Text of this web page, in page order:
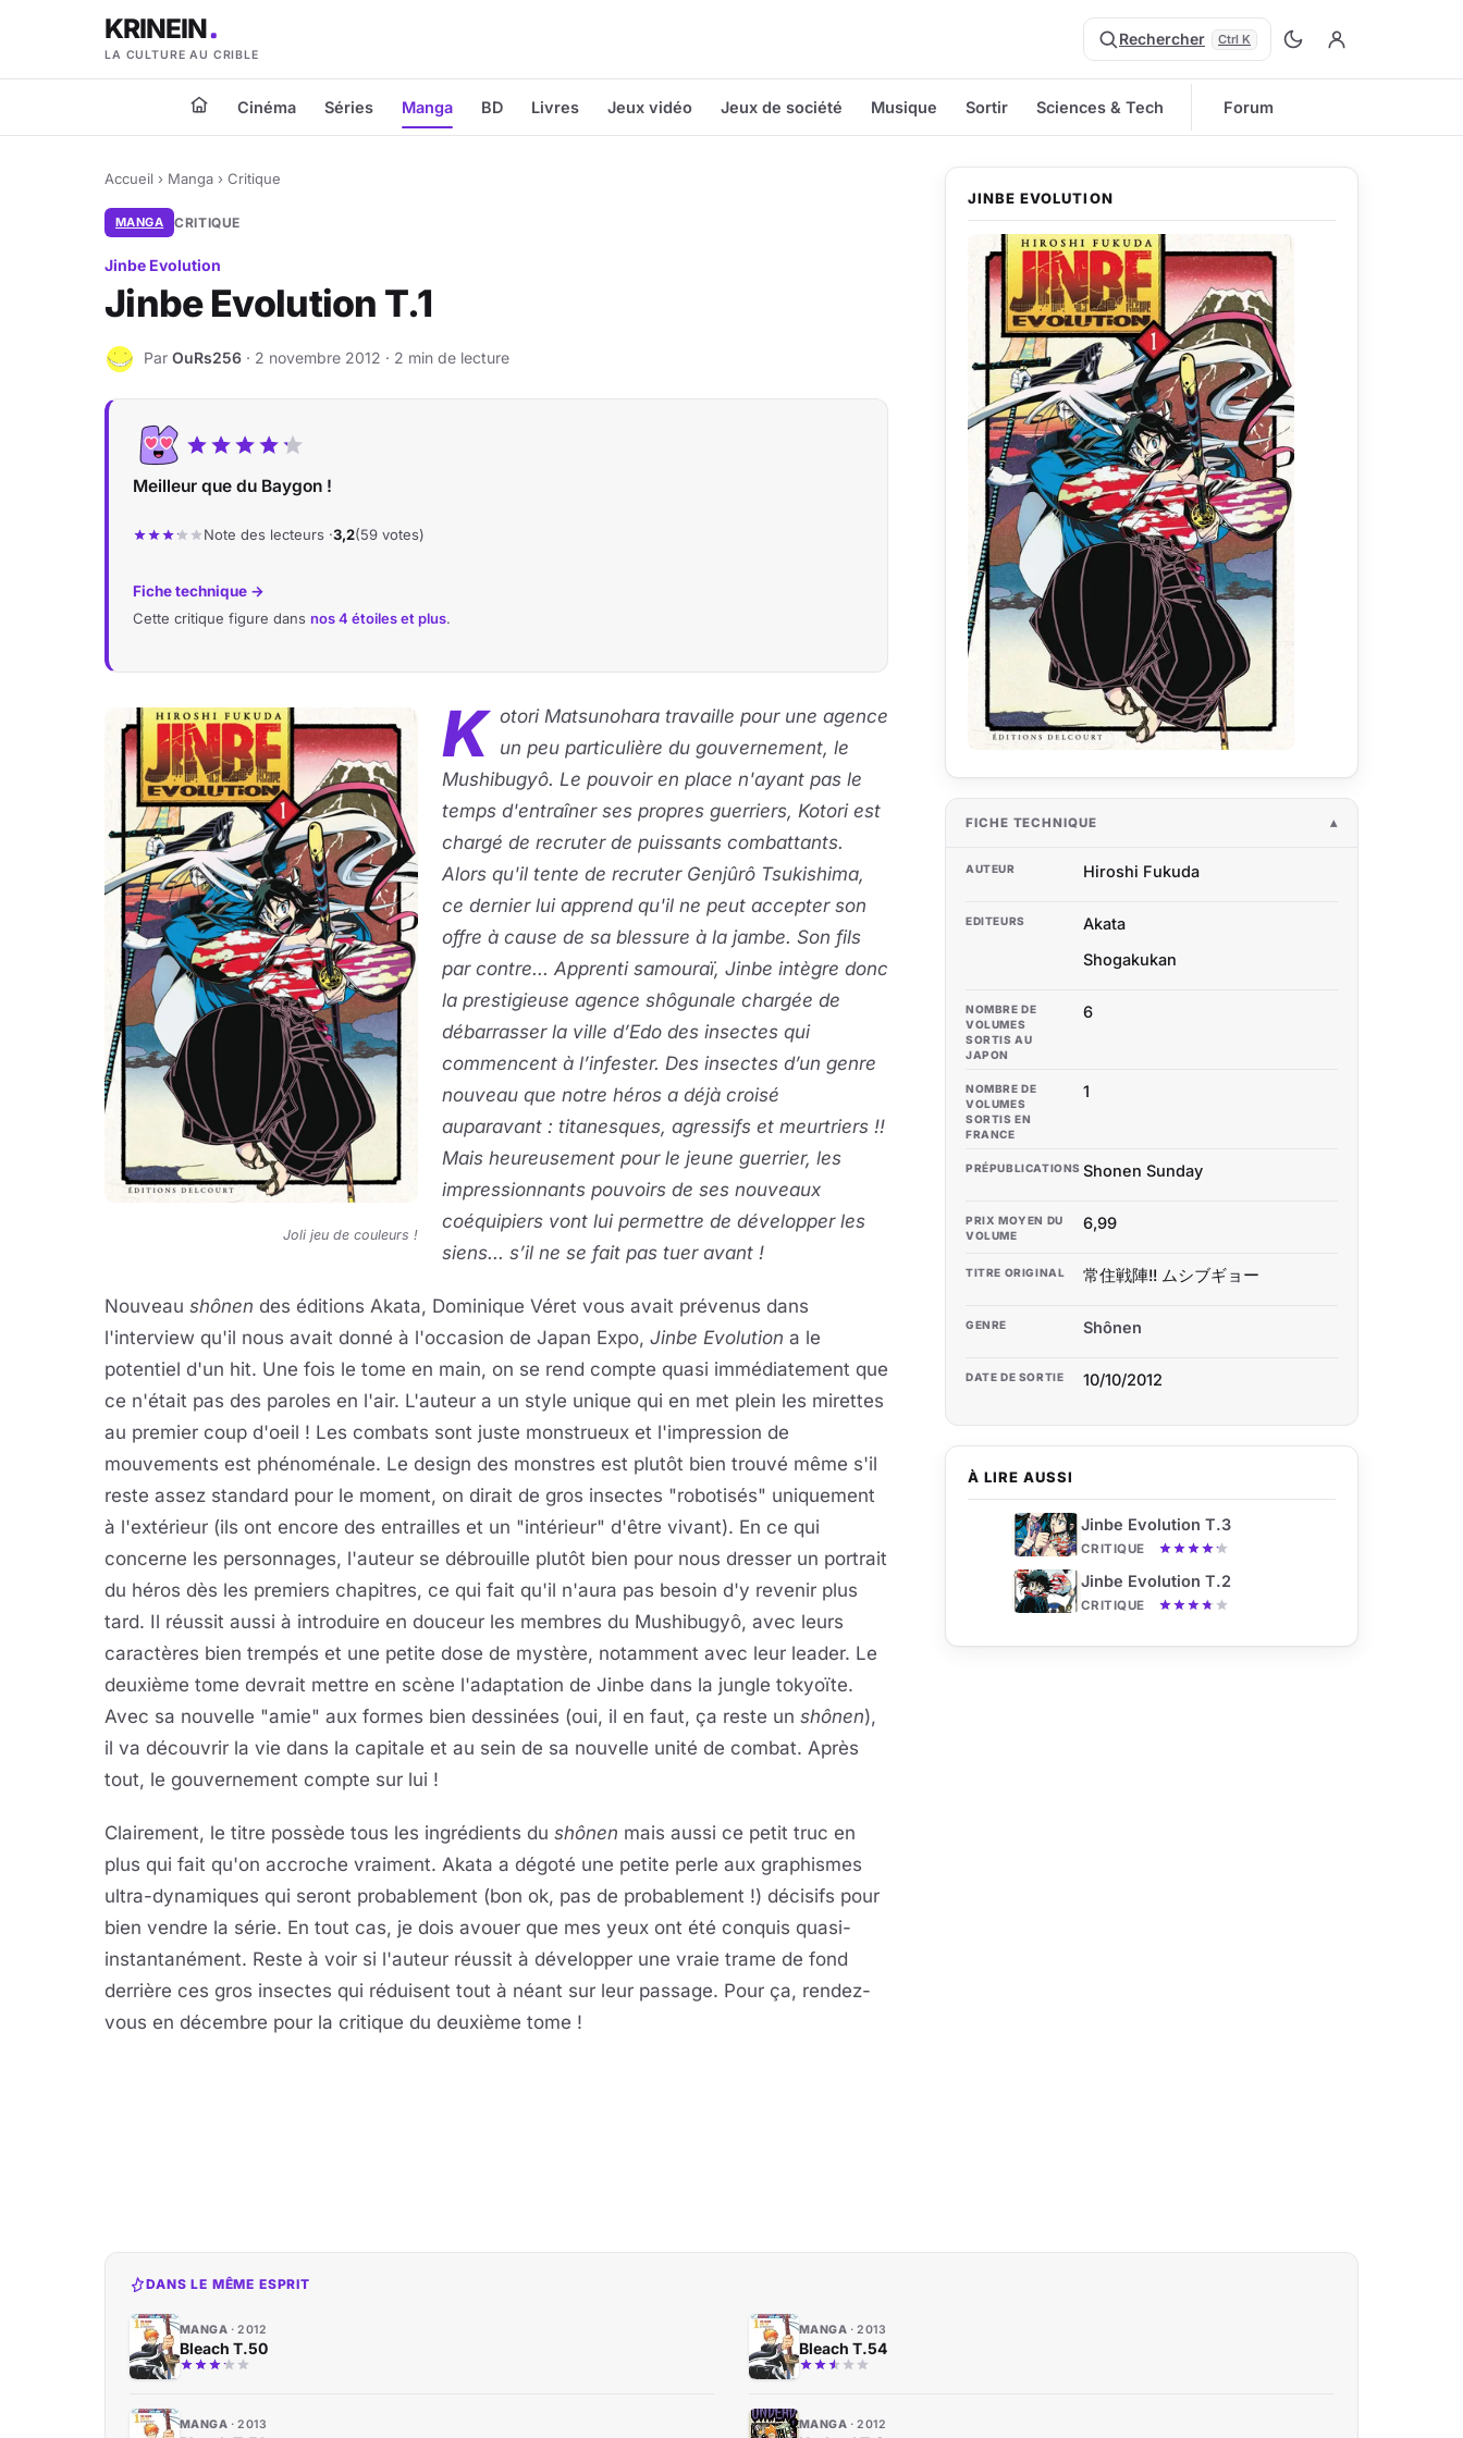
KRINEIN
LA CULTURE AU CRIBLE
Rechercher Ctrl K
Cinéma Séries Manga BD Livres Jeux vidéo Jeux de société Musique Sortir Sciences & Tech Forum
Accueil › Manga › Critique
MANGA CRITIQUE
Jinbe Evolution
Jinbe Evolution T.1
O Par OuRs256 · 2 novembre 2012 · 2 min de lecture
Meilleur que du Baygon !
Note des lecteurs ·3,2(59 votes)
Fiche technique →
Cette critique figure dans nos 4 étoiles et plus.
Joli jeu de couleurs !
K otori Matsunohara travaille pour une agence
un peu particulière du gouvernement, le
Mushibugyô. Le pouvoir en place n'ayant pas le
temps d'entraîner ses propres guerriers, Kotori est
chargé de recruter de puissants combattants.
Alors qu'il tente de recruter Genjûrô Tsukishima,
ce dernier lui apprend qu'il ne peut accepter son
offre à cause de sa blessure à la jambe. Son fils
par contre... Apprenti samouraï, Jinbe intègre donc
la prestigieuse agence shôgunale chargée de
débarrasser la ville d’Edo des insectes qui
commencent à l’infester. Des insectes d’un genre
nouveau que notre héros a déjà croisé
auparavant : titanesques, agressifs et meurtriers !!
Mais heureusement pour le jeune guerrier, les
impressionnants pouvoirs de ses nouveaux
coéquipiers vont lui permettre de développer les
siens... s’il ne se fait pas tuer avant !
Nouveau shônen des éditions Akata, Dominique Véret vous avait prévenus dans
l'interview qu'il nous avait donné à l'occasion de Japan Expo, Jinbe Evolution a le
potentiel d'un hit. Une fois le tome en main, on se rend compte quasi immédiatement que
ce n'était pas des paroles en l'air. L'auteur a un style unique qui en met plein les mirettes
au premier coup d'oeil ! Les combats sont juste monstrueux et l'impression de
mouvements est phénoménale. Le design des monstres est plutôt bien trouvé même s'il
reste assez standard pour le moment, on dirait de gros insectes "robotisés" uniquement
à l'extérieur (ils ont encore des entrailles et un "intérieur" d'être vivant). En ce qui
concerne les personnages, l'auteur se débrouille plutôt bien pour nous dresser un portrait
du héros dès les premiers chapitres, ce qui fait qu'il n'aura pas besoin d'y revenir plus
tard. Il réussit aussi à introduire en douceur les membres du Mushibugyô, avec leurs
caractères bien trempés et une petite dose de mystère, notamment avec leur leader. Le
deuxième tome devrait mettre en scène l'adaptation de Jinbe dans la jungle tokyoïte.
Avec sa nouvelle "amie" aux formes bien dessinées (oui, il en faut, ça reste un shônen),
il va découvrir la vie dans la capitale et au sein de sa nouvelle unité de combat. Après
tout, le gouvernement compte sur lui !
Clairement, le titre possède tous les ingrédients du shônen mais aussi ce petit truc en
plus qui fait qu'on accroche vraiment. Akata a dégoté une petite perle aux graphismes
ultra-dynamiques qui seront probablement (bon ok, pas de probablement !) décisifs pour
bien vendre la série. En tout cas, je dois avouer que mes yeux ont été conquis quasi-
instantanément. Reste à voir si l'auteur réussit à développer une vraie trame de fond
derrière ces gros insectes qui réduisent tout à néant sur leur passage. Pour ça, rendez-
vous en décembre pour la critique du deuxième tome !
À LIRE AUSSI
Jinbe Evolution T.3
CRITIQUE
Jinbe Evolution T.2
CRITIQUE
JINBE EVOLUTION
FICHE TECHNIQUE
AUTEUR Hiroshi Fukuda
EDITEURS
Akata
Shogakukan
NOMBRE DE
VOLUMES
SORTIS AU
JAPON
6
NOMBRE DE
VOLUMES
SORTIS EN
FRANCE
1
PRÉPUBLICATIONS Shonen Sunday
PRIX MOYEN DU
VOLUME
6,99
TITRE ORIGINAL 常住戦陣!! ムシブギョー
GENRE Shônen
DATE DE SORTIE 10/10/2012
DANS LE MÊME ESPRIT
MANGA 2012
Bleach T.50
MANGA 2013
Bleach T.54
MANGA 2013 MANGA 2012